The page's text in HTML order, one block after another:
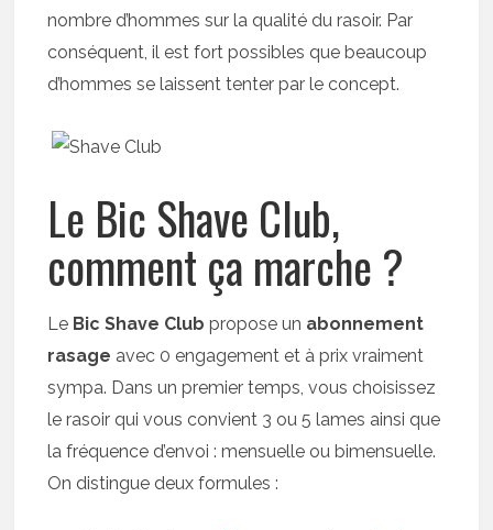
nombre d’hommes sur la qualité du rasoir. Par
conséquent, il est fort possibles que beaucoup
d’hommes se laissent tenter par le concept.
Le Bic Shave Club,
comment ça marche ?
Le Bic Shave Club propose un abonnement
rasage avec 0 engagement et à prix vraiment
sympa. Dans un premier temps, vous choisissez
le rasoir qui vous convient 3 ou 5 lames ainsi que
la fréquence d’envoi : mensuelle ou bimensuelle.
On distingue deux formules :